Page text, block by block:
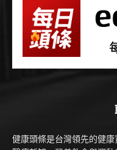
健康頭條是台灣領先的健